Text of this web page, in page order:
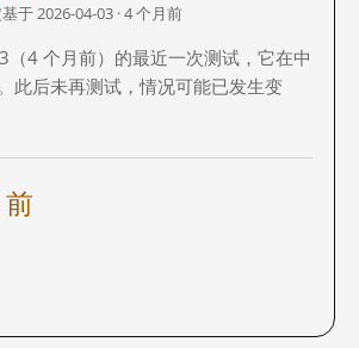
于 2026-04-03 · 4 个月前
4 个月前）的最近一次测试，它在中
此后未再测试，情况可能已发生变